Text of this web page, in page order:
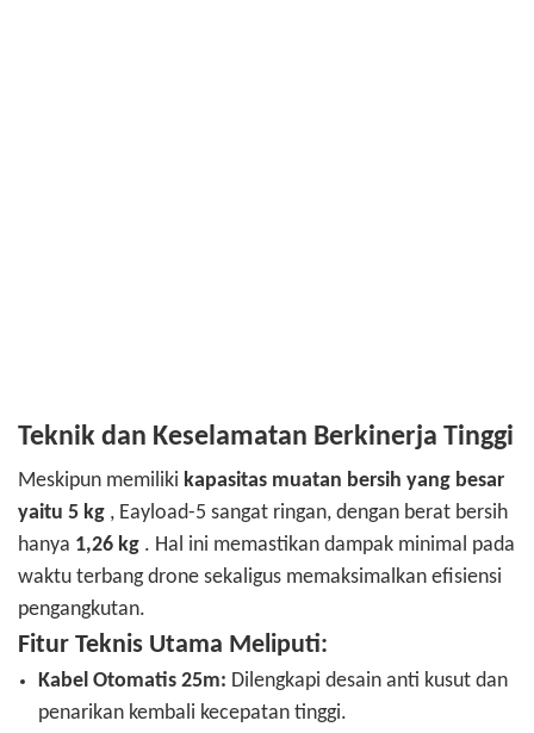
Teknik dan Keselamatan Berkinerja Tinggi
Meskipun memiliki kapasitas muatan bersih yang besar
yaitu 5 kg , Eayload-5 sangat ringan, dengan berat bersih
hanya 1,26 kg . Hal ini memastikan dampak minimal pada
waktu terbang drone sekaligus memaksimalkan efisiensi
pengangkutan.
Fitur Teknis Utama Meliputi:
Kabel Otomatis 25m: Dilengkapi desain anti kusut dan
penarikan kembali kecepatan tinggi.